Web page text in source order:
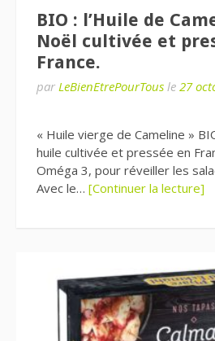
BIO : l’Huile de
Noël cultivée et
France.
par LeBienEtrePourTous le 27
« Huile vierge de Cameline »
huile cultivée et pressée en
Oméga 3, pour réveiller les
Avec le… [Continuer la lecture]